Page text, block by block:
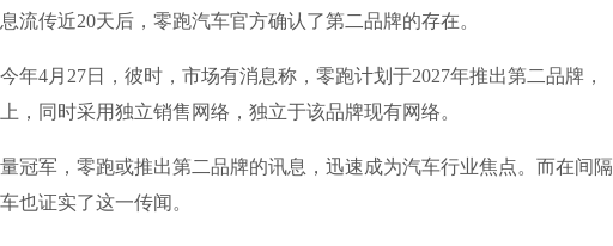
传近20天后，零跑汽车官方确认了第二品牌的存在。
4月27日，彼时，市场有消息称，零跑计划于2027年推出第二品牌，
，同时采用独立销售网络，独立于该品牌现有网络。
军，零跑或推出第二品牌的讯息，迅速成为汽车行业焦点。而在间隔
也证实了这一传闻。